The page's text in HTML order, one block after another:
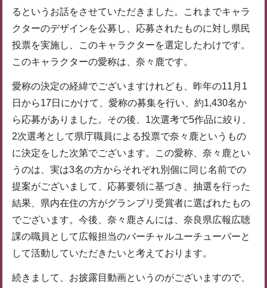
るというお話をさせていただきました。これまでキャラ
クターのデザインを公募し、応募されたものに対し県民
投票を実施し、このキャラクターを選定したわけです。
このキャラクターの愛称は、奈々鹿です。
愛称の決定の経緯でございますけれども、昨年の11月1
日から17日にかけて、愛称の募集を行い、約1,430名か
ら応募がありました。その後、1次選考で5作品に絞り、
2次選考として県庁職員による投票で奈々鹿というもの
に決定をした次第でございます。この愛称、奈々鹿とい
うのは、実は3名の方からそれぞれ別個に同じ名前での
提案がございまして、応募要領に基づき、抽選を行った
結果、県内在住の方がグランプリ受賞者に選ばれたもの
でございます。今後、奈々鹿さんには、奈良県広報広聴
課の職員として広報担当のバーチャルユーチューバーと
して活動していただきたいと考えております。
続きまして、お披露目動画というのがございますので、